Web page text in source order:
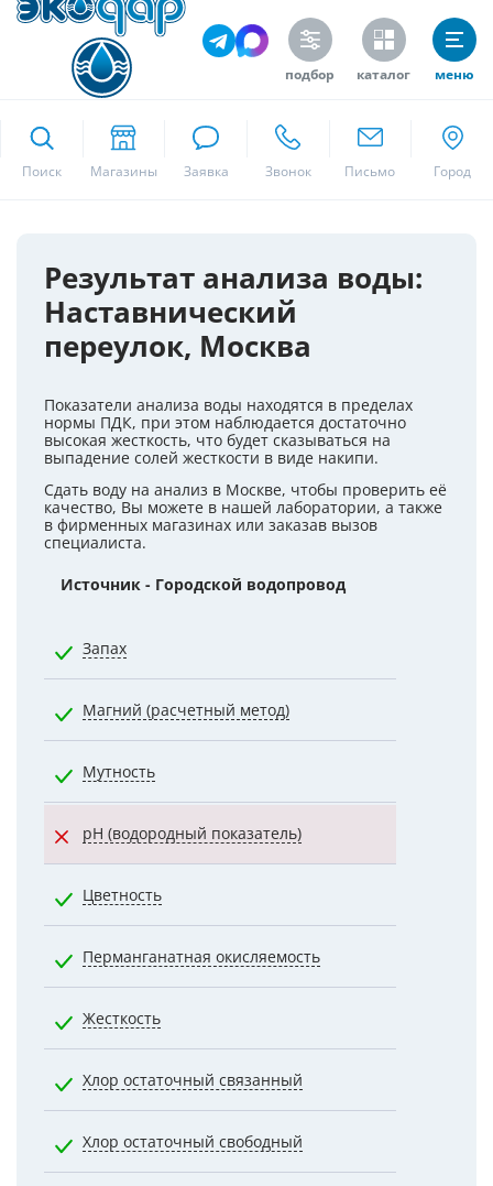
подбор каталог меню
Поиск
Результат анализа воды:
Наставнический
переулок, Москва
Показатели анализа воды находятся в пределах
нормы ПДК, при этом наблюдается достаточно
высокая жесткость, что будет сказываться на
выпадение солей жесткости в виде накипи.
Сдать воду на анализ в Москве, чтобы проверить её
качество, Вы можете в нашей лаборатории, а также
в фирменных магазинах или заказав вызов
специалиста.
Источник - Городской водопровод
Запах
Магний (расчетный метод)
Мутность
pH (водородный показатель)
Цветность
Перманганатная окисляемость
Жесткость
Хлор остаточный связанный
Хлор остаточный свободный